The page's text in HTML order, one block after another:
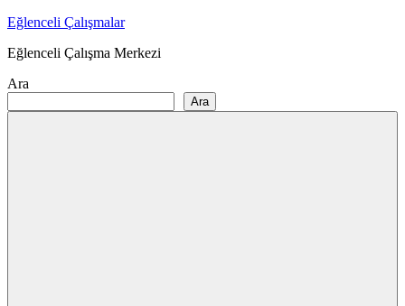
Skip
content
Eğlenceli Çalışmalar
Eğlenceli Çalışma Merkezi
Ara
Ara